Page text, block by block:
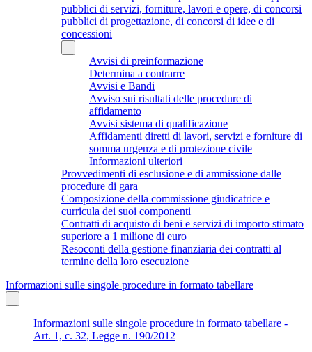
pubblici di servizi, forniture, lavori e opere, di concorsi
pubblici di progettazione, di concorsi di idee e di
concessioni
Avvisi di preinformazione
Determina a contrarre
Avvisi e Bandi
Avviso sui risultati delle procedure di
affidamento
Avvisi sistema di qualificazione
Affidamenti diretti di lavori, servizi e forniture di
somma urgenza e di protezione civile
Informazioni ulteriori
Provvedimenti di esclusione e di ammissione dalle
procedure di gara
Composizione della commissione giudicatrice e
curricula dei suoi componenti
Contratti di acquisto di beni e servizi di importo stimato
superiore a 1 milione di euro
Resoconti della gestione finanziaria dei contratti al
termine della loro esecuzione
Informazioni sulle singole procedure in formato tabellare
Informazioni sulle singole procedure in formato tabellare -
Art. 1, c. 32, Legge n. 190/2012